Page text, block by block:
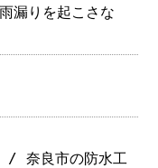
漏りを起こさな
/ 奈良市の防水工